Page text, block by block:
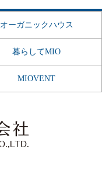
オーガニックハウス
暮らしてMIO
MIOVENT